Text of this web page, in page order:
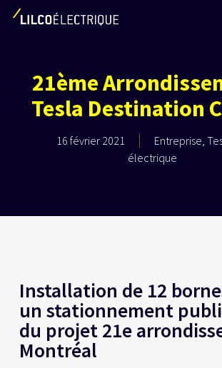
Skip
21ème
Tesla Destination
16 février 2021 Entreprise,
électrique
Installation de 12
un stationnement
du projet 21e
Montréal